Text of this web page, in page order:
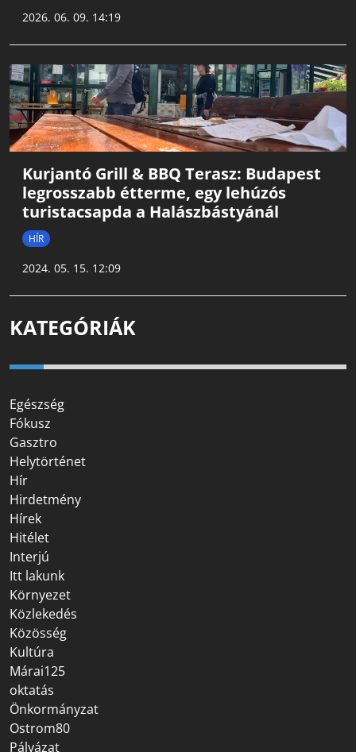
2026. 06. 09. 14:19
Kurjantó Grill & BBQ Terasz: Budapest
legrosszabb étterme, egy lehúzós
turistacsapda a Halászbástyánál
HÍR
2024. 05. 15. 12:09
KATEGÓRIÁK
Egészség
Fókusz
Gasztro
Helytörténet
Hír
Hirdetmény
Hírek
Hitélet
Interjú
Itt lakunk
Környezet
Közlekedés
Közösség
Kultúra
Márai125
oktatás
Önkormányzat
Ostrom80
Pályázat